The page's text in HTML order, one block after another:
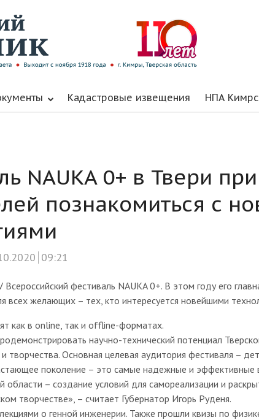
Кадастровые извещения НПА
NAUKA 0+ в Твери
познакомиться с
09:21
Всероссийский фестиваль NAUKA 0+. В этом году его
всех желающих – тех, кто интересуется новейшими
как в online, так и offline-форматах.
научно-технический потенциал
творчества. Основная целевая аудитория фестиваля –
поколение – это самые надежные и эффективные
области – создание условий для самореализации и
творчестве», – считает Губернатор Игорь Руденя.
о генной инженерии. Также прошли квизы по